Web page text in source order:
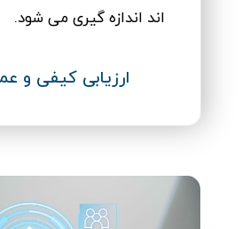
ارزیابی کیفی و
اند اندازه گیری می شود.